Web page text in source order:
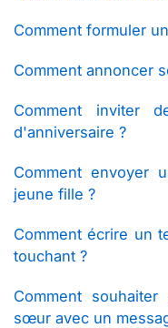
Comment formuler
Comment annoncer
Comment inviter
d'anniversaire ?
Comment envoyer
jeune fille ?
Comment écrire un
touchant ?
Comment
sœur avec un